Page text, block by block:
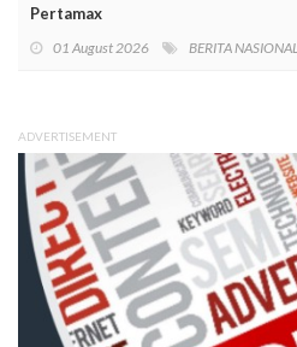
Pertamax
01 August 2026 BERITA NASIONAL
ADVERTISEMENT